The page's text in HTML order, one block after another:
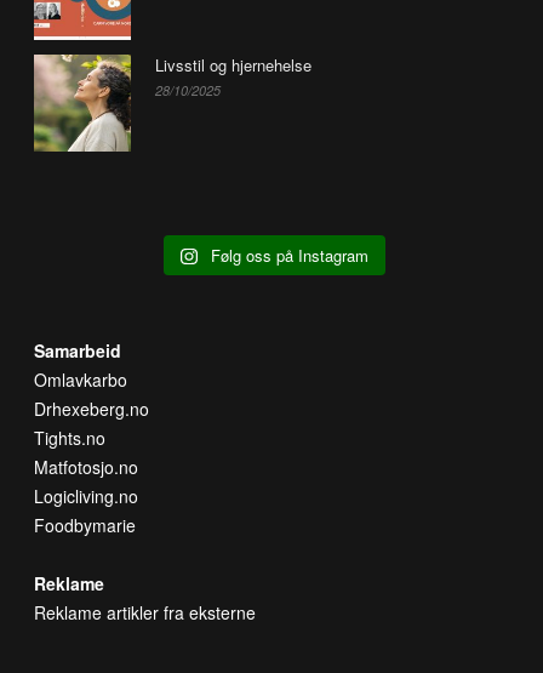
Livsstil og hjernehelse
28/10/2025
Følg oss på Instagram
Samarbeid
Omlavkarbo
Drhexeberg.no
Tights.no
Matfotosjo.no
Logicliving.no
Foodbymarie
Reklame
Reklame artikler fra eksterne